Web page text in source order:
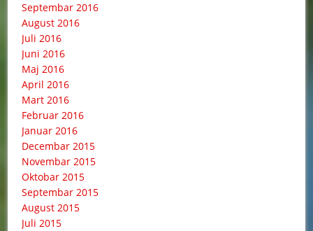
Septembar 2016
August 2016
Juli 2016
Juni 2016
Maj 2016
April 2016
Mart 2016
Februar 2016
Januar 2016
Decembar 2015
Novembar 2015
Oktobar 2015
Septembar 2015
August 2015
Juli 2015